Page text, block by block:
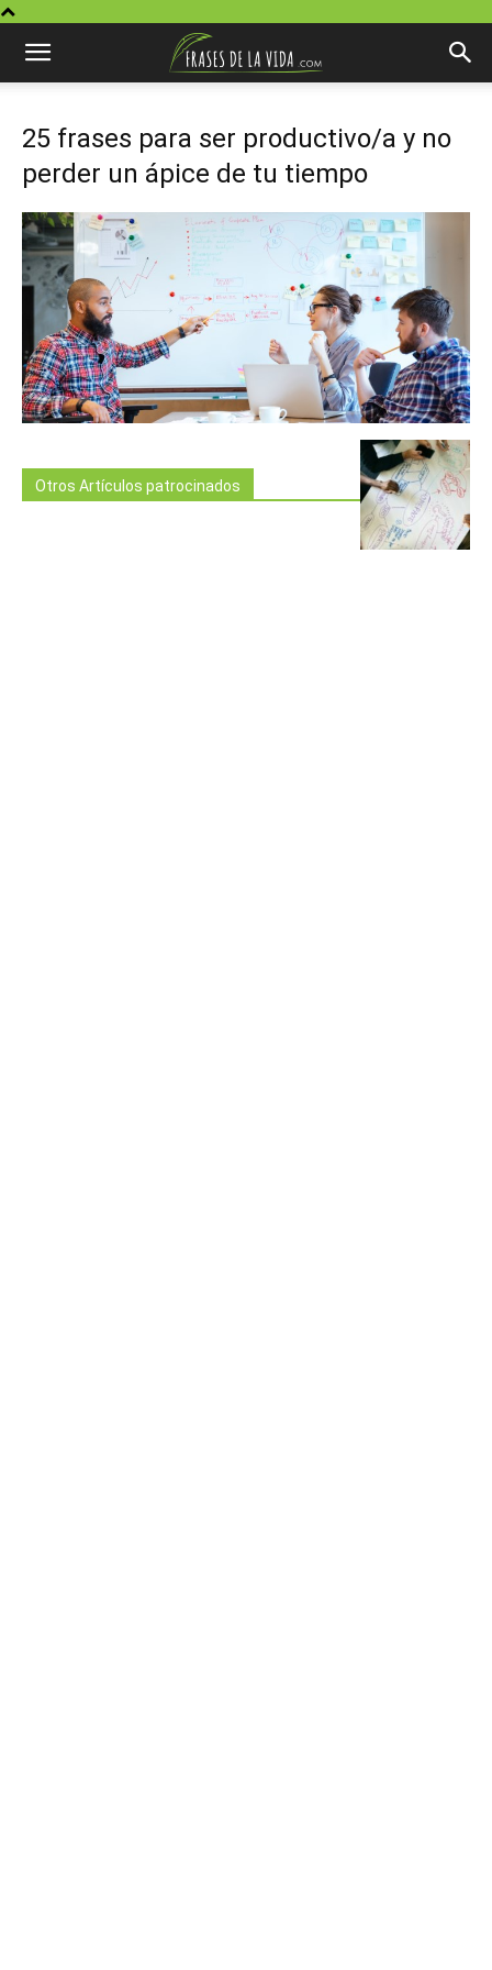
25 frases para ser productivo/a y no
perder un ápice de tu tiempo
Otros Artículos patrocinados